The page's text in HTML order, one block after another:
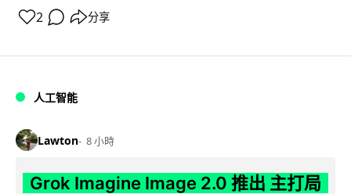
2 分享
人工智能
Lawton 8 小時
Grok Imagine Image 2.0 推出 主打局